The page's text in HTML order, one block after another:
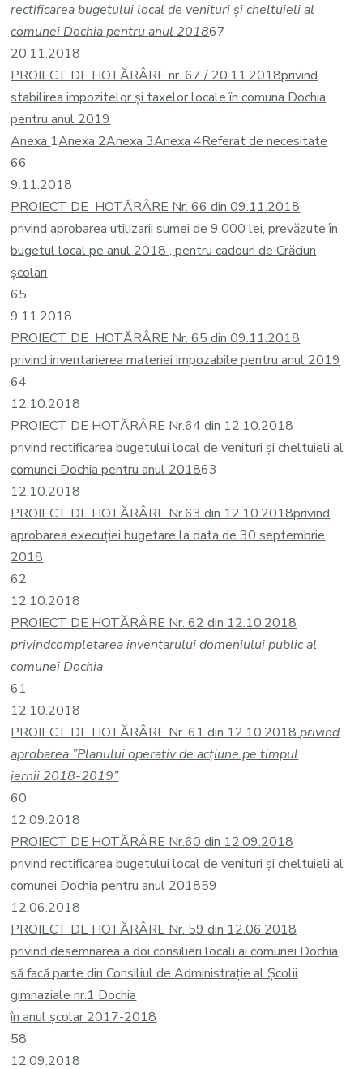
rectificarea bugetului local de venituri și cheltuieli al
comunei Dochia pentru anul 201867
20.11.2018
PROIECT DE HOTĂRÂRE nr. 67 / 20.11.2018privind
stabilirea impozitelor şi taxelor locale în comuna Dochia
pentru anul 2019
Anexa 1Anexa 2Anexa 3Anexa 4Referat de necesitate
66
9.11.2018
PROIECT DE HOTĂRÂRE Nr. 66 din 09.11.2018
privind aprobarea utilizarii sumei de 9.000 lei, prevăzute în
bugetul local pe anul 2018 , pentru cadouri de Crăciun
școlari
65
9.11.2018
PROIECT DE HOTĂRÂRE Nr. 65 din 09.11.2018
privind inventarierea materiei impozabile pentru anul 2019
64
12.10.2018
PROIECT DE HOTĂRÂRE Nr.64 din 12.10.2018
privind rectificarea bugetului local de venituri și cheltuieli al
comunei Dochia pentru anul 201863
12.10.2018
PROIECT DE HOTĂRÂRE Nr.63 din 12.10.2018privind
aprobarea execuţiei bugetare la data de 30 septembrie
2018
62
12.10.2018
PROIECT DE HOTĂRÂRE Nr. 62 din 12.10.2018
privindcompletarea inventarului domeniului public al
comunei Dochia
61
12.10.2018
PROIECT DE HOTĂRÂRE Nr. 61 din 12.10.2018privind
aprobarea ”Planului operativ de acțiune pe timpul
iernii 2018-2019”
60
12.09.2018
PROIECT DE HOTĂRÂRE Nr.60 din 12.09.2018
privind rectificarea bugetului local de venituri și cheltuieli al
comunei Dochia pentru anul 201859
12.06.2018
PROIECT DE HOTĂRÂRE Nr. 59 din 12.06.2018
privind desemnarea a doi consilieri locali ai comunei Dochia
să facă parte din Consiliul de Administraţie al Şcolii
gimnaziale nr.1 Dochia
în anul şcolar 2017-2018
58
12.09.2018